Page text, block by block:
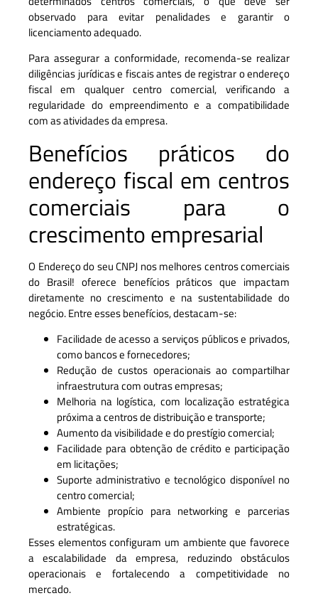
observado para evitar penalidades e garantir o
licenciamento adequado.
Para assegurar a conformidade, recomenda-se realizar
diligências jurídicas e fiscais antes de registrar o endereço
fiscal em qualquer centro comercial, verificando a
regularidade do empreendimento e a compatibilidade
com as atividades da empresa.
Benefícios práticos do
endereço fiscal em centros
comerciais para o
crescimento empresarial
O Endereço do seu CNPJ nos melhores centros comerciais
do Brasil! oferece benefícios práticos que impactam
diretamente no crescimento e na sustentabilidade do
negócio. Entre esses benefícios, destacam-se:
Facilidade de acesso a serviços públicos e privados,
como bancos e fornecedores;
Redução de custos operacionais ao compartilhar
infraestrutura com outras empresas;
Melhoria na logística, com localização estratégica
próxima a centros de distribuição e transporte;
Aumento da visibilidade e do prestígio comercial;
Facilidade para obtenção de crédito e participação
em licitações;
Suporte administrativo e tecnológico disponível no
centro comercial;
Ambiente propício para networking e parcerias
estratégicas.
Esses elementos configuram um ambiente que favorece
a escalabilidade da empresa, reduzindo obstáculos
operacionais e fortalecendo a competitividade no
mercado.